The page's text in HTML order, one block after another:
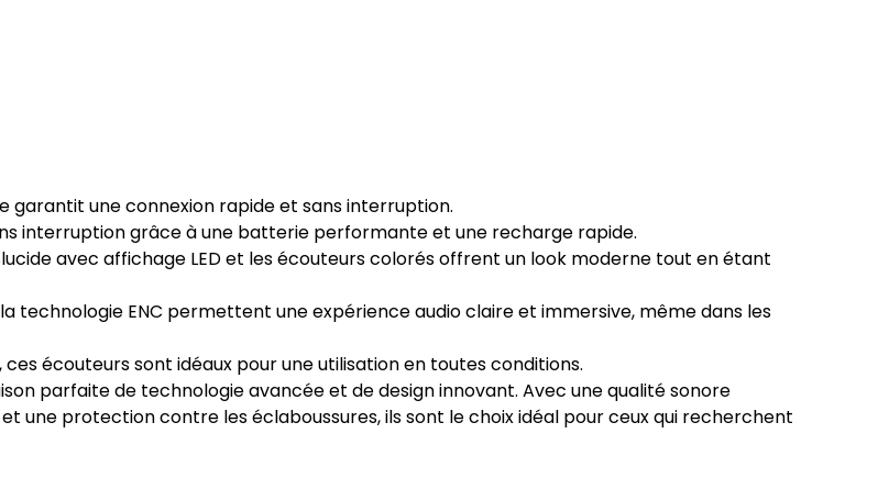
garantit une connexion rapide et sans interruption.
interruption grâce à une batterie performante et une recharge rapide.
avec affichage LED et les écouteurs colorés offrent un look moderne tout en étant
technologie ENC permettent une expérience audio claire et immersive, même dans les
écouteurs sont idéaux pour une utilisation en toutes conditions.
parfaite de technologie avancée et de design innovant. Avec une qualité sonore
une protection contre les éclaboussures, ils sont le choix idéal pour ceux qui recherchent